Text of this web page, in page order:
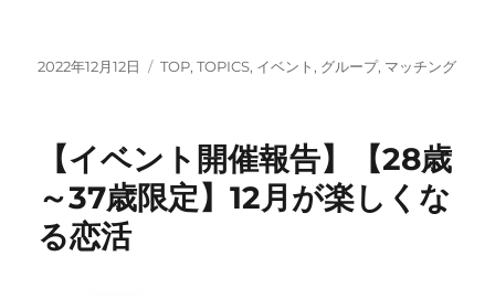
投
2022年12月12日
カ
ー
TOP,TOPICS, イベント , グループ, マッチング
【イベント開催報告】【28歳
～37歳限定】12月が楽しくな
る恋活